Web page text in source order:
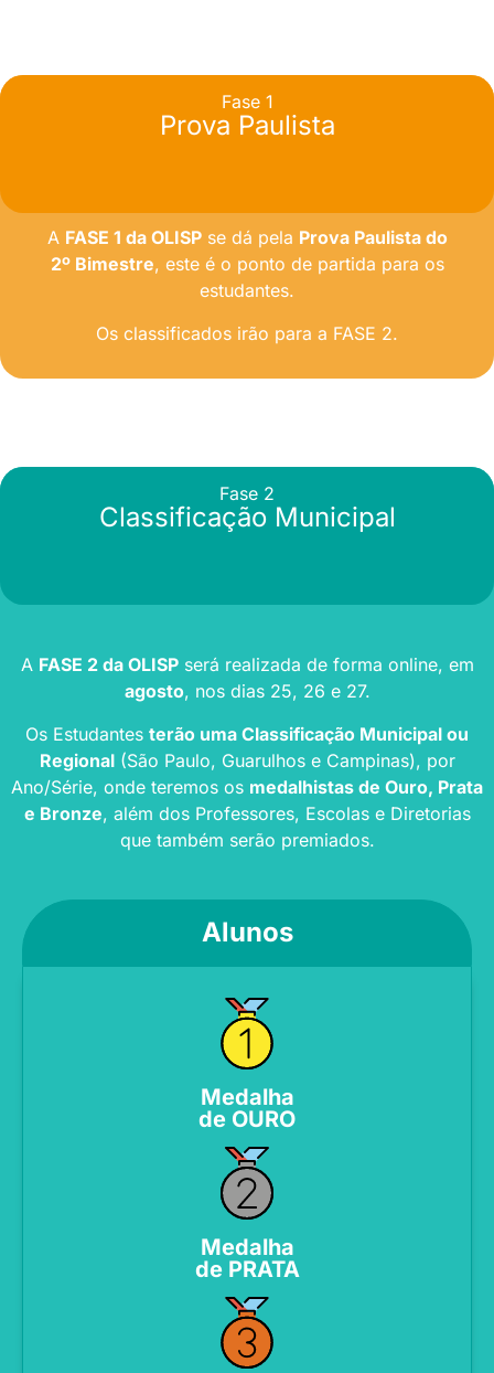
Fase 1
Prova Paulista
A FASE 1 da OLISPse dá pela Prova Paulista do
2º Bimestre, este é o ponto de partida para os
estudantes.
Os classificados irão para a FASE 2.
Fase 2
Classificação Municipal
A FASE 2 da OLISPserá realizada de forma online, em
agosto, nos dias 25, 26 e 27.
Os Estudantes terão uma Classificação Municipal ou
Regional(São Paulo, Guarulhos e Campinas), por
Ano/Série, onde teremos os medalhistas de Ouro, Prata
e Bronze, além dos Professores, Escolas e Diretorias
que também serão premiados.
Alunos
Medalha
de OURO
Medalha
de PRATA